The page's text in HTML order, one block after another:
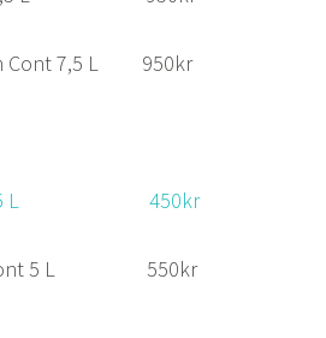
Cont 7,5 L 950kr
Cont 5 L 450kr
Cont 5 L 550kr